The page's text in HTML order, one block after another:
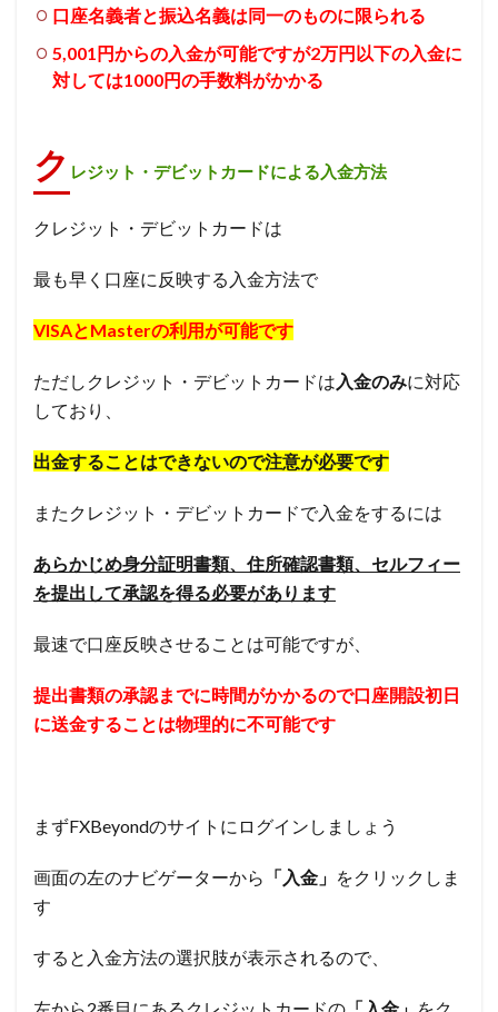
口座名義者と振込名義は同一のものに限られる
5,001円からの入金が可能ですが2万円以下の入金に
対しては1000円の手数料がかかる
ク レジット・デビットカードによる入金方法
クレジット・デビットカードは
最も早く口座に反映する入金方法で
VISAとMasterの利用が可能です
ただしクレジット・デビットカードは 入金のみに対応
しており、
出金することはできないので注意が必要です
またクレジット・デビットカードで入金をするには
あらかじめ身分証明書類、住所確認書類、セルフィー
を提出して承認を得る必要があります
最速で口座反映させることは可能ですが、
提出書類の承認までに時間がかかるので口座開設初日
に送金することは物理的に不可能です
まずFXBeyondのサイトにログインしましょう
画面の左のナビゲーターから 「入金」 をクリックしま
す
すると入金方法の選択肢が表示されるので、
左から2番目にあるクレジットカードの 「入金」 をク